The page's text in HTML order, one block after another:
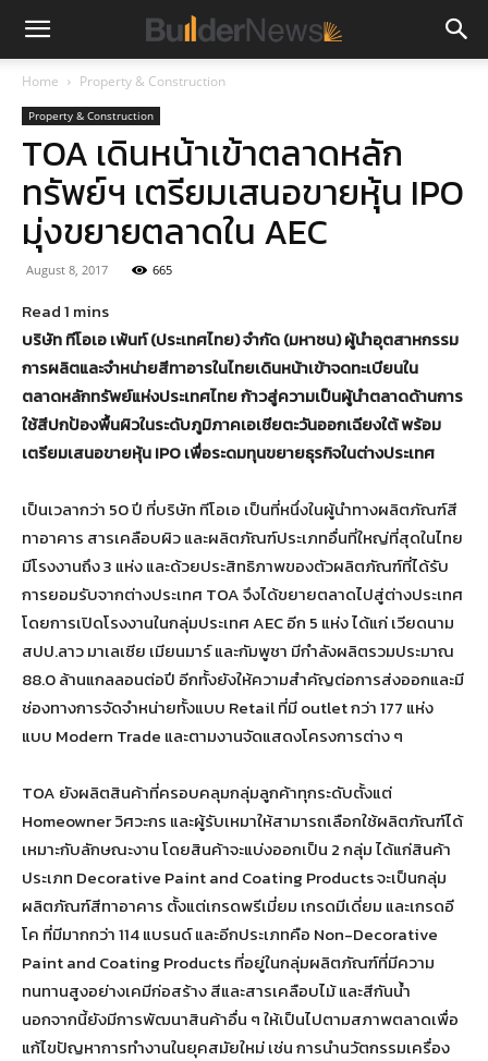
Home Property & Construction
Property & Construction
TOA เดินหน้าเข้าตลาดหลัก
ทรัพย์ฯ เตรียมเสนอขายหุ้น IPO
มุ่งขยายตลาดใน AEC
August 8, 2017 665
บริษัท ทีโอเอ เพ้นท์ (ประเทศไทย) จำกัด (มหาชน) ผู้นำอุตสาหกรรม
การผลิตและจำหน่ายสีทาอารในไทยเดินหน้าเข้าจดทะเบียนใน
ตลาดหลักทรัพย์แห่งประเทศไทย ก้าวสู่ความเป็นผู้นำตลาดด้านการ
ใช้สีปกป้องพื้นผิวในระดับภูมิภาคเอเชียตะวันออกเฉียงใต้ พร้อม
เตรียมเสนอขายหุ้น IPO เพื่อระดมทุนขยายธุรกิจในต่างประเทศ
เป็นเวลากว่า 50 ปี ที่บริษัท ทีโอเอ เป็นที่หนึ่งในผู้นำทางผลิตภัณฑ์สี
ทาอาคาร สารเคลือบผิว และผลิตภัณฑ์ประเภทอื่นที่ใหญ่ที่สุดในไทย
มีโรงงานถึง 3 แห่ง และด้วยประสิทธิภาพของตัวผลิตภัณฑ์ที่ได้รับ
การยอมรับจากต่างประเทศ TOA จึงได้ขยายตลาดไปสู่ต่างประเทศ
โดยการเปิดโรงงานในกลุ่มประเทศ AEC อีก 5 แห่ง ได้แก่ เวียดนาม
สปป.ลาว มาเลเซีย เมียนมาร์ และกัมพูชา มีกำลังผลิตรวมประมาณ
88.0 ล้านแกลลอนต่อปี อีกทั้งยังให้ความสำคัญต่อการส่งออกและมี
ช่องทางการจัดจำหน่ายทั้งแบบ Retail ที่มี outlet กว่า 177 แห่ง
แบบ Modern Trade และตามงานจัดแสดงโครงการต่าง ๆ
TOA ยังผลิตสินค้าที่ครอบคลุมกลุ่มลูกค้าทุกระดับตั้งแต่
Homeowner วิศวะกร และผู้รับเหมาให้สามารถเลือกใช้ผลิตภัณฑ์ได้
เหมาะกับลักษณะงาน โดยสินค้าจะแบ่งออกเป็น 2 กลุ่ม ได้แก่สินค้า
ประเภท Decorative Paint and Coating Products จะเป็นกลุ่ม
ผลิตภัณฑ์สีทาอาคาร ตั้งแต่เกรดพรีเมี่ยม เกรดมีเดี่ยม และเกรดอี
โค ที่มีมากกว่า 114 แบรนด์ และอีกประเภทคือ Non-Decorative
Paint and Coating Products ที่อยู่ในกลุ่มผลิตภัณฑ์ที่มีความ
ทนทานสูงอย่างเคมีก่อสร้าง สีและสารเคลือบไม้ และสีกันน้ำ
นอกจากนี้ยังมีการพัฒนาสินค้าอื่น ๆ ให้เป็นไปตามสภาพตลาดเพื่อ
แก้ไขปัญหาการทำงานในยุคสมัยใหม่ เช่น การนำนวัตกรรมเครื่อง